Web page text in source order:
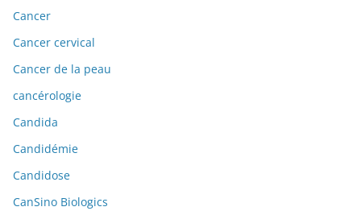
Cancer
Cancer cervical
Cancer de la peau
cancérologie
Candida
Candidémie
Candidose
CanSino Biologics